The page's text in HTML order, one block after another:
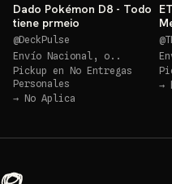
Dado Pokémon D8 - Todo
tiene prmeio
@DeckPulse
Envío Nacional, o..
Pickup en No Entregas
Personales
→ No Aplica
@
→